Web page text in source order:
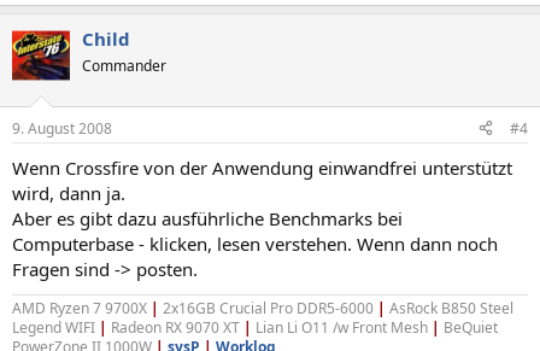
Child
Commander
9. August 2008 #4
Wenn Crossfire von der Anwendung einwandfrei unterstützt
wird, dann ja.
Aber es gibt dazu ausführliche Benchmarks bei
Computerbase - klicken, lesen verstehen. Wenn dann noch
Fragen sind -> posten.
AMD Ryzen 7 9700X | 2x16GB Crucial Pro DDR5-6000 | AsRock B850 Steel
Legend WIFI | Radeon RX 9070 XT | Lian Li O11 /w Front Mesh | BeQuiet
PowerZone II 1000W | sysP | Worklog